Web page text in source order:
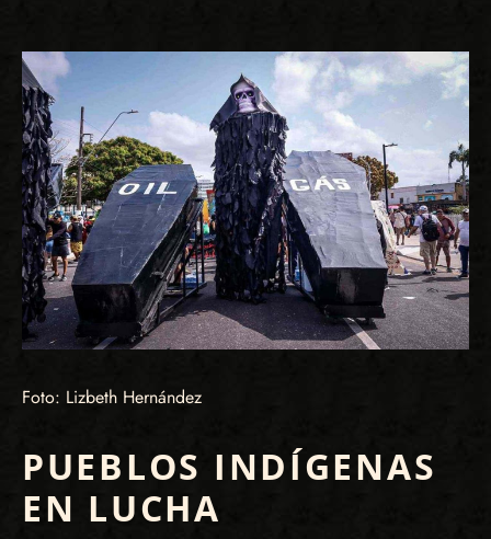
Foto: Lizbeth Hernández
PUEBLOS INDÍGENAS
EN LUCHA